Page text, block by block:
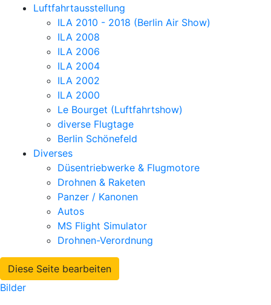
Luftfahrtausstellung
ILA 2010 - 2018 (Berlin Air Show)
ILA 2008
ILA 2006
ILA 2004
ILA 2002
ILA 2000
Le Bourget (Luftfahrtshow)
diverse Flugtage
Berlin Schönefeld
Diverses
Düsentriebwerke & Flugmotore
Drohnen & Raketen
Panzer / Kanonen
Autos
MS Flight Simulator
Drohnen-Verordnung
Diese Seite bearbeiten
Bilder